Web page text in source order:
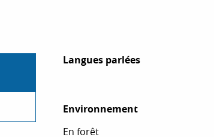
Langues parlées
Langues parlées
Environnement
Environnement
En forêt